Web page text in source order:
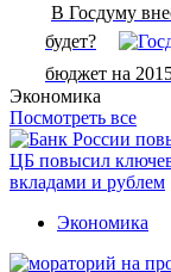
В Госдуму
будет?
бюджет на
Экономика
Посмотреть все
ЦБ повысил
вкладами и рублем
Экономика